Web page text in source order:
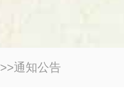
>>通知公告